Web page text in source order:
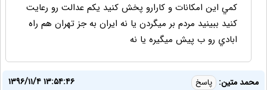
كمي اين امكانات و كارارو پخش كنيد يكم عدالت رو رعايت
كنيد ببينيد مردم بر ميگردن يا نه ايران به جز تهران هم راه
ابادي رو ب پيش ميگيره يا نه
محمد متین: پاسخ
۱۳۹۶/۱۱/۴ ۱۳:۵۴:۴۶